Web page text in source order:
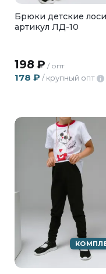
Брюки детские
артикул ЛД-10
198 ₽ / опт
178 ₽ / крупный опт i